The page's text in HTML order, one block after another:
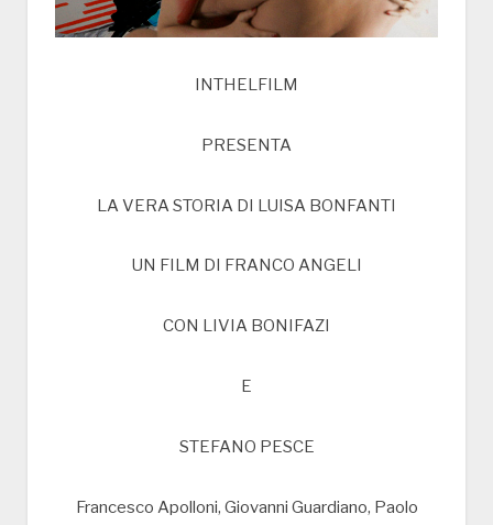
INTHELFILM
PRESENTA
LA VERA STORIA DI LUISA BONFANTI
UN FILM DI FRANCO ANGELI
CON LIVIA BONIFAZI
E
STEFANO PESCE
Francesco Apolloni, Giovanni Guardiano, Paolo